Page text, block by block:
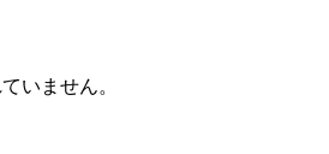
いません。